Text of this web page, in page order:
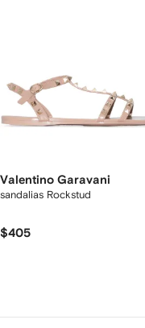
Valentino Garavani
sandalias Rockstud
$405